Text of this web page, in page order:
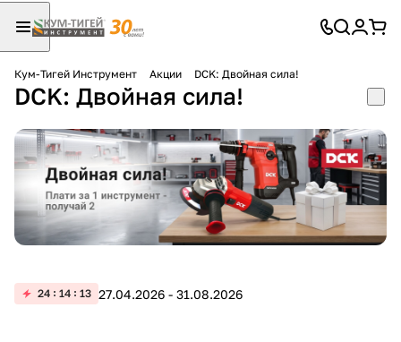
Кум-Тигей Инструмент Акции DCK: Двойная сила!
DCK: Двойная сила!
24 14 13 27.04.2026 - 31.08.2026
Для клиентов всех банков
Разбейте
оплатуна части
без переплат